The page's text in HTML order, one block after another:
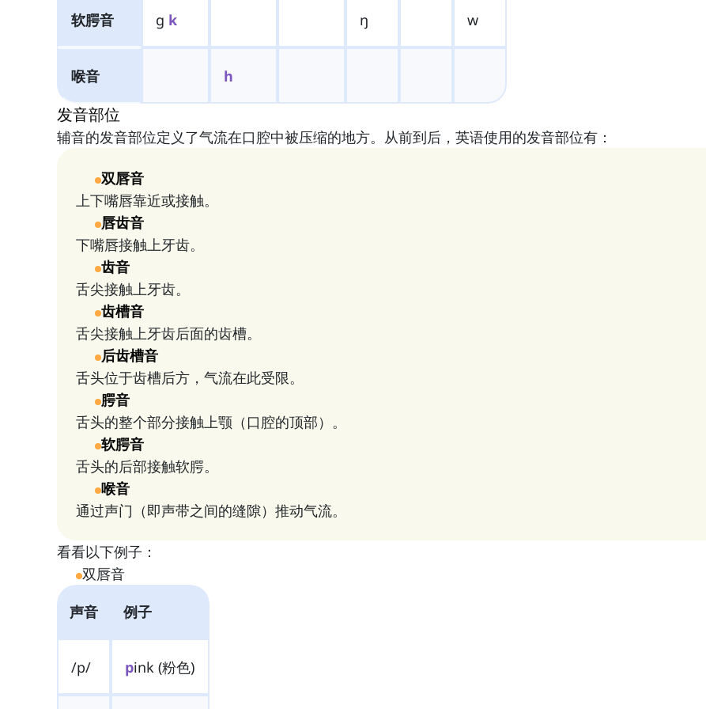
软腭音 g k ŋ w
喉音 h
发音部位
辅音的发音部位定义了气流在口腔中被压缩的地方。从前到后，英语使用的发音部位有：
双唇音
上下嘴唇靠近或接触。
唇齿音
下嘴唇接触上牙齿。
齿音
舌尖接触上牙齿。
齿槽音
舌尖接触上牙齿后面的齿槽。
后齿槽音
舌头位于齿槽后方，气流在此受限。
腭音
舌头的整个部分接触上颚（口腔的顶部）。
软腭音
舌头的后部接触软腭。
喉音
通过声门（即声带之间的缝隙）推动气流。
看看以下例子：
双唇音
声音
例子
/p/ pink (粉色)